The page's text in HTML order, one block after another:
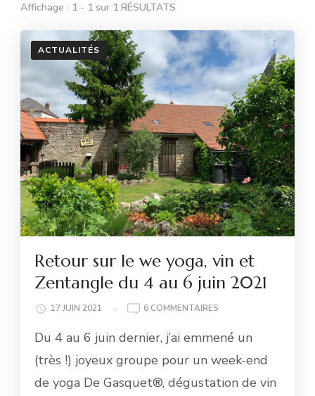
Affichage : 1 - 1 sur 1 RÉSULTATS
ACTUALITÉS
Retour sur le we yoga, vin et
Zentangle du 4 au 6 juin 2021
17 JUIN 2021 6 COMMENTAIRES
SUR
WE
YOGA,
Du 4 au 6 juin dernier, j’ai emmené un
(très !) joyeux groupe pour un week-end
de yoga De Gasquet®, dégustation de vin